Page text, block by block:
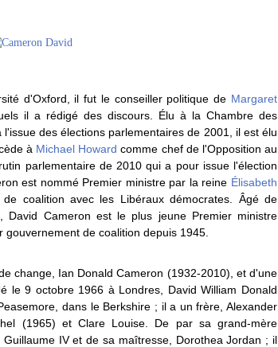
d'Oxford, il fut le conseiller politique de Margaret
il a rédigé des discours. Élu à la Chambre des
des élections parlementaires de 2001, il est élu
à Michael Howard comme chef de l'Opposition au
parlementaire de 2010 qui a pour issue l'élection
est nommé Premier ministre par la reine Élisabeth
coalition avec les Libéraux démocrates. Âgé de
David Cameron est le plus jeune Premier ministre
de coalition depuis 1945.
change, Ian Donald Cameron (1932-2010), et d'une
le 9 octobre 1966 à Londres, David William Donald
dans le Berkshire ; il a un frère, Alexander
(1965) et Clare Louise. De par sa grand-mère
IV et de sa maîtresse, Dorothea Jordan ; il